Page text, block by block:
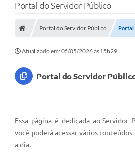
Portal do Servidor Público
Portal do Servidor Público Portal
Atualizado em: 05/05/2026 às 15h29
Portal do Servidor
Essa página é dedicada ao Servidor
você poderá acessar vários conteúdos
a dia.